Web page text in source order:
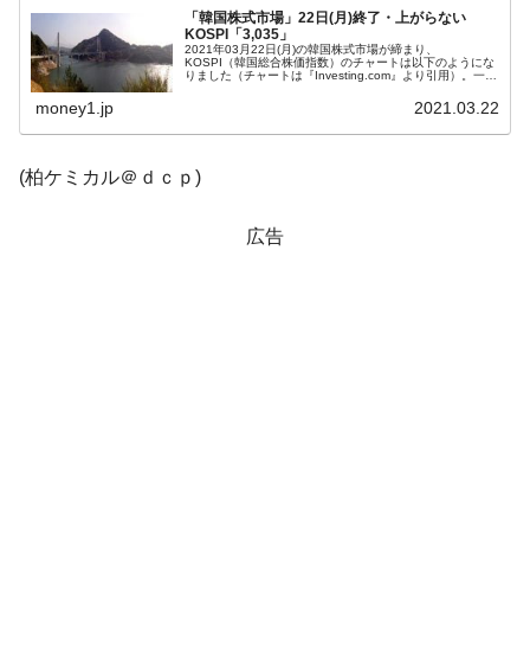
日(水)もサイドカー・サーキットブレイカーの二段コンボ
発動！
『Money1』
IT産業は人を雇用する効果は低い。全産業の
半分未満しか雇用を生まない
のは政界の責任だ」
韓国「2026年1Q 資金循環統計」面白い結果
「韓国株式市場」22日(月)終了・上がらない
KOSPI「3,035」
2021年03月22日(月)の韓国株式市場が締まり、
KOSPI（韓国総合株価指数）のチャートは以下のようにな
りました（チャートは『Investing.com』より引用）。一時
money1.jp 2021.03.22
(柏ケミカル＠ｄｃｐ)
広告